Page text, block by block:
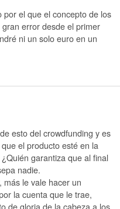
por el que el concepto de los
error desde el primer
ni un solo euro en un
esto del crowdfunding y es
el producto esté en la
garantiza que al final
nadie.
más le vale hacer un
la cuenta que le trae,
de gloria de la cabeza a los